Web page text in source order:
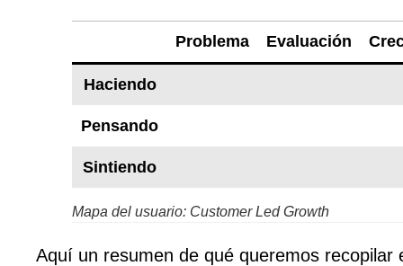
Problema Evaluación
Haciendo
Pensando
Sintiendo
Mapa del usuario: Customer Led Growth
Aquí un resumen de qué queremos recopilar